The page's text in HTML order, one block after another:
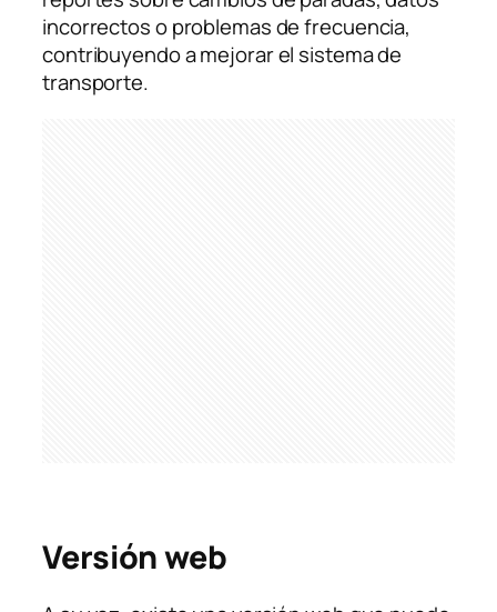
incorrectos o problemas de frecuencia,
contribuyendo a mejorar el sistema de
transporte.
Versión web